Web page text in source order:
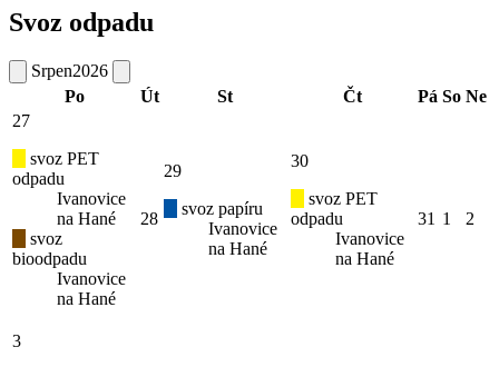
Svoz odpadu
Srpen2026
Po
Út St Čt Pá So Ne
27
svoz PET
odpadu
Ivanovice
na Hané
svoz
bioodpadu
Ivanovice
na Hané
28
29
svoz papíru
Ivanovice
na Hané
30
svoz PET
odpadu
Ivanovice
na Hané
31 1 2
3